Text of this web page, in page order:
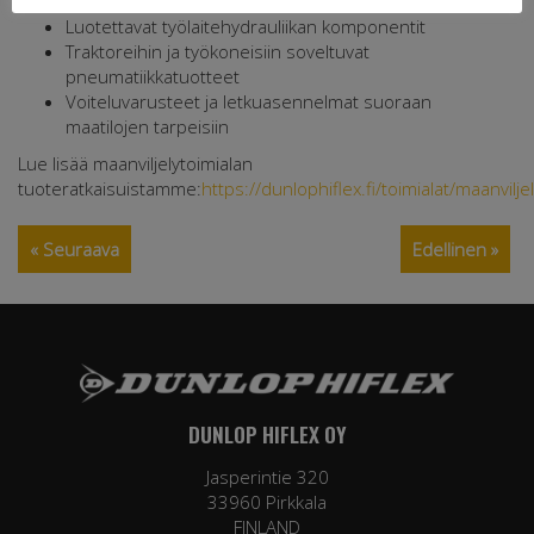
Luotettavat työlaitehydrauliikan komponentit
Traktoreihin ja työkoneisiin soveltuvat
pneumatiikkatuotteet
Voiteluvarusteet ja letkuasennelmat suoraan
maatilojen tarpeisiin
Lue lisää maanviljelytoimialan
tuoteratkaisuistamme:https://dunlophiflex.fi/toimialat/
Edellinen »
« Seuraava
DUNLOP HIFLEX OY
Jasperintie 320
33960 Pirkkala
FINLAND